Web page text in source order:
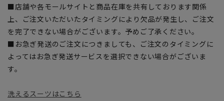
■店舗や各モールサイトと商品在庫を共有しております関係
上、ご注文いただいたタイミングにより欠品が発生し、ご注文
を完了できない場合がございます。予めご了承ください。
■お急ぎ発送のご注文につきましても、ご注文のタイミングに
よってはお急ぎ発送サービスを選択できない場合がございま
す。
洗えるスーツはこちら